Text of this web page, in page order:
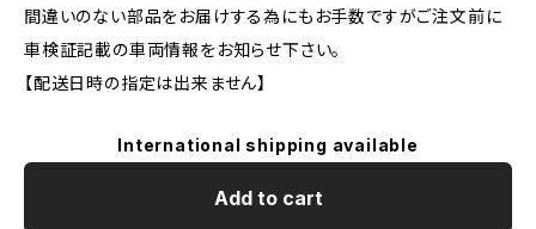
間違いのない部品をお届けする為にもお手数ですがご注文前に
車検証記載の車両情報をお知らせ下さい。
【配送日時の指定は出来ません】
International shipping available
Add to cart